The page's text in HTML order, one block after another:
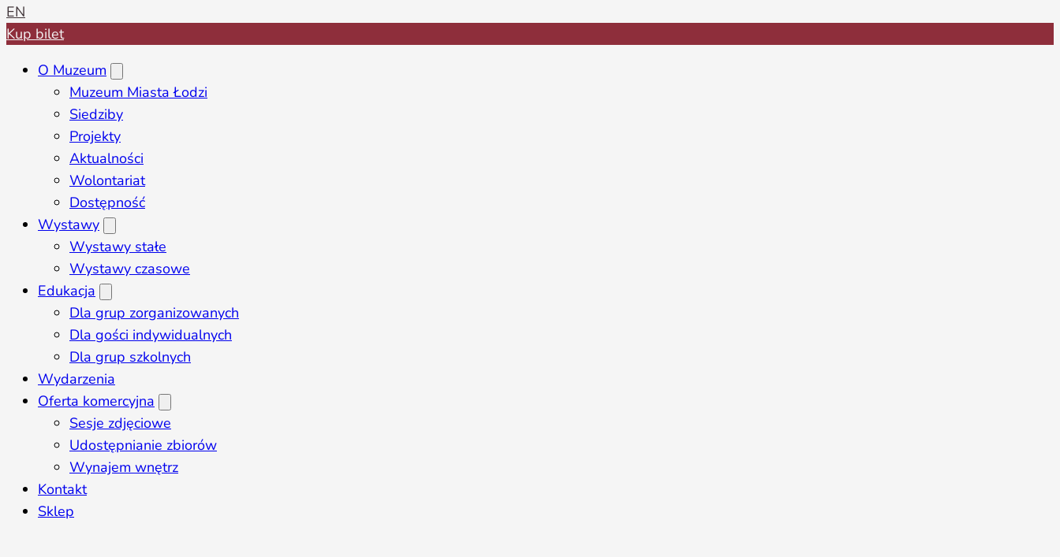
EN
Kup bilet
O Muzeum
Muzeum Miasta Łodzi
Siedziby
Projekty
Aktualności
Wolontariat
Dostępność
Wystawy
Wystawy stałe
Wystawy czasowe
Edukacja
Dla grup zorganizowanych
Dla gości indywidualnych
Dla grup szkolnych
Wydarzenia
Oferta komercyjna
Sesje zdjęciowe
Udostępnianie zbiorów
Wynajem wnętrz
Kontakt
Sklep